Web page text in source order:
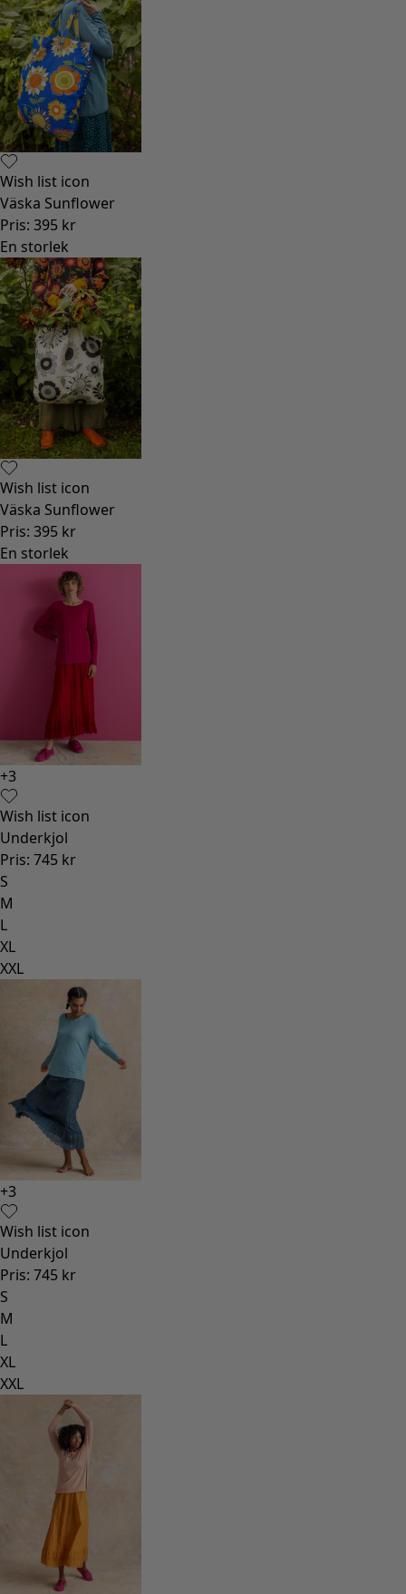
Lantlig inredning
Rolig inredning
Färgglad inredning
Blommig inredning
Natur
Bohemisk inredning
Skandinavisk inredning
Mysig inredning